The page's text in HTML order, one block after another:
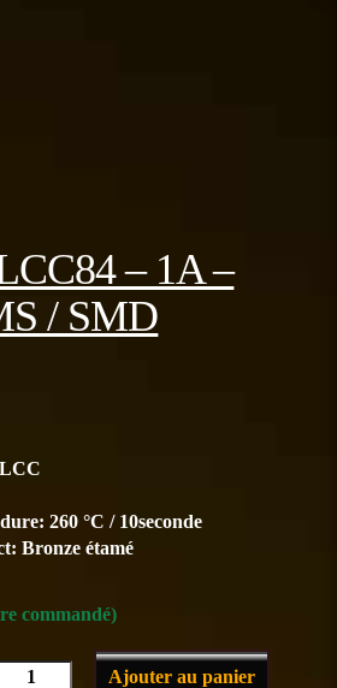
– 1A –
/ SMD
260 °C / 10seconde
Bronze étamé
commandé)
Ajouter au panier